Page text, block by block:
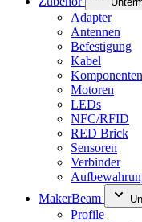
Adapter
Antennen
Befestigung
Kabel
Komponenten
Motoren
LEDs
NFC/RFID
RED Brick
Sensoren
Verbinder
MakerBeam
Profile